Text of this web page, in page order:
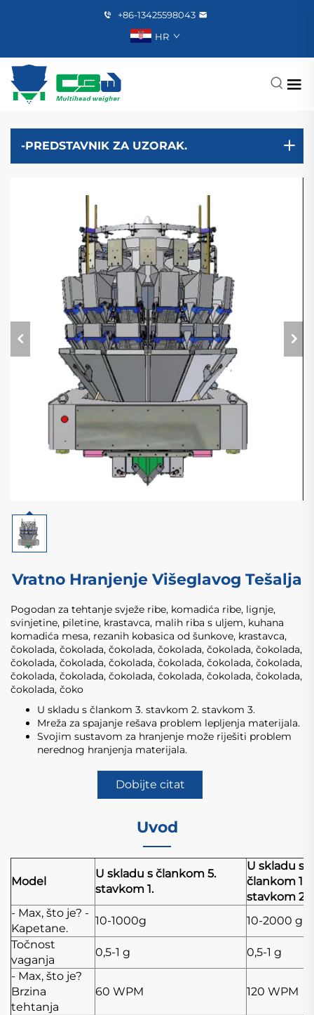
+86-13425598043
HR
-PREDSTAVNIK ZA UZORAK.
Vratno Hranjenje Višeglavog Tešalja
Pogodan za tehtanje svježe ribe, komadića ribe, lignje,
svinjetine, piletine, krastavca, malih riba s uljem, kuhana
komadića mesa, rezanih kobasica od šunkove, krastavca,
čokolada, čokolada, čokolada, čokolada, čokolada, čokolada,
čokolada, čokolada, čokolada, čokolada, čokolada, čokolada,
čokolada, čokolada, čokolada, čokolada, čokolada, čokolada,
čokolada, čoko
U skladu s člankom 3. stavkom 2. stavkom 3.
Mreža za spajanje rešava problem lepljenja materijala.
Svojim sustavom za hranjenje može riješiti problem
nerednog hranjenja materijala.
Dobijte citat
Uvod
Model
U skladu s člankom 5.
stavkom 1.
U skladu s
člankom 1.
stavkom 2.
- Max, što je? -
Kapetane.
10-1000g
10-2000 g
Točnost
vaganja
0,5-1 g
0,5-1 g
- Max, što je?
Brzina
tehtanja
60 WPM 120 WPM